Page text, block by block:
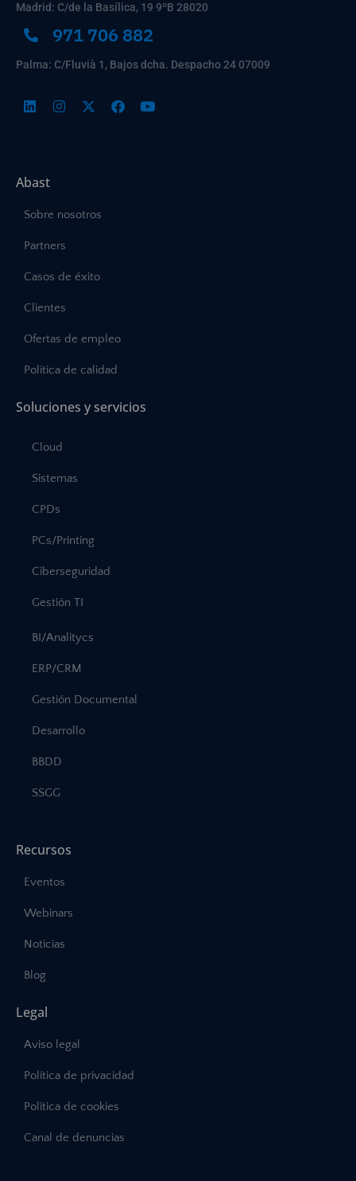
Madrid: C/de la Basílica, 19 9ºB 28020
971 706 882
Palma: C/Fluvià 1, Bajos dcha. Despacho 24 07009
Abast
Sobre nosotros
Partners
Casos de éxito
Clientes
Ofertas de empleo
Política de calidad
Soluciones y servicios
Cloud
Sistemas
CPDs
PCs/Printing
Ciberseguridad
Gestión TI
BI/Analitycs
ERP/CRM
Gestión Documental
Desarrollo
BBDD
SSGG
Recursos
Eventos
Webinars
Noticias
Blog
Legal
Aviso legal
Política de privacidad
Política de cookies
Canal de denuncias